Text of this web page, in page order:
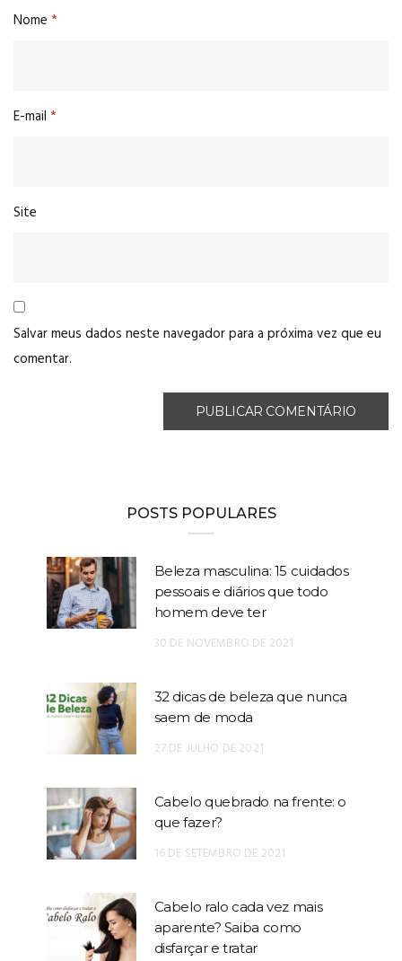
Nome *
E-mail *
Site
Salvar meus dados neste navegador para a próxima vez que eu
comentar.
POSTS POPULARES
Beleza masculina: 15 cuidados
pessoais e diários que todo
homem deve ter
30 DE NOVEMBRO DE 2021
32 dicas de beleza que nunca
saem de moda
27 DE JULHO DE 2021
Cabelo quebrado na frente: o
que fazer?
16 DE SETEMBRO DE 2021
Cabelo ralo cada vez mais
aparente? Saiba como
disfarçar e tratar